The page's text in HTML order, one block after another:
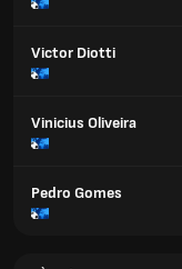
Victor Diotti
Vinicius Oliveira
Pedro Gomes